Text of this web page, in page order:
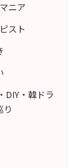
ニア
スト
DIY・韓ドラ
り